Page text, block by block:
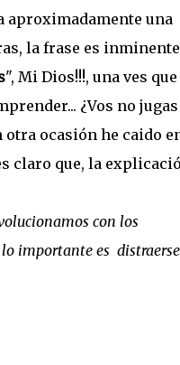
aproximadamente una
la frase es
", Mi Dios!!!, una ves que
¿Vos no
ocasión he caido
claro que, la
con los
importante es